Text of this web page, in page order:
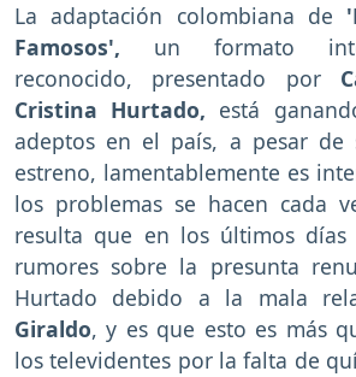
La adaptación colombiana de
Famosos', un formato
reconocido, presentado por
Cristina Hurtado, está
adeptos en el país, a pesar de
estreno, lamentablemente es
los problemas se hacen cada
resulta que en los últimos
rumores sobre la presunta
Hurtado debido a la mala
Giraldo, y es que esto es más
los televidentes por la falta de